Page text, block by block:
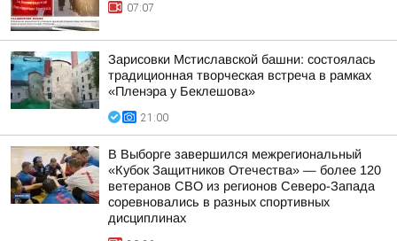
07:07
Зарисовки Мстиславской башни: состоялась
традиционная творческая встреча в рамках
«Пленэра у Беклешова»
21:00
В Выборге завершился межрегиональный
«Кубок Защитников Отечества» — более 120
ветеранов СВО из регионов Северо-Запада
соревновались в разных спортивных
дисциплинах